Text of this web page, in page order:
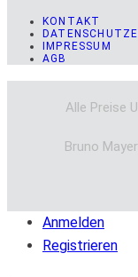
KONTAKT
IMPRESSUM
AGB
Alle Preise
Bruno
Anmelden
Registrieren